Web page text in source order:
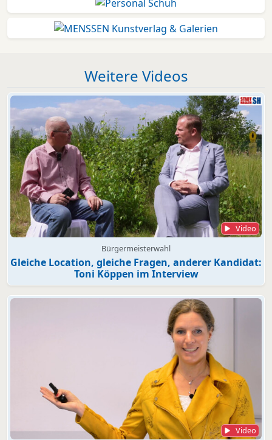
Weitere Videos
Video
Bürgermeisterwahl
Gleiche Location, gleiche Fragen, anderer Kandidat:
Toni Köppen im Interview
Video